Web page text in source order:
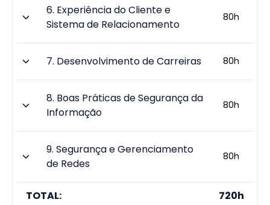
6. Experiência do Cliente e
Sistema de Relacionamento
80h
7. Desenvolvimento de Carreiras 80h
8. Boas Práticas de Segurança da
Informação
80h
9.Segurança e Gerenciamento
de Redes
80h
TOTAL: 720h